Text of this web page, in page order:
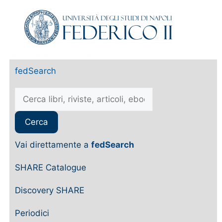
fedSearch
Vai direttamente a fedSearch
SHARE Catalogue
Discovery SHARE
Periodici